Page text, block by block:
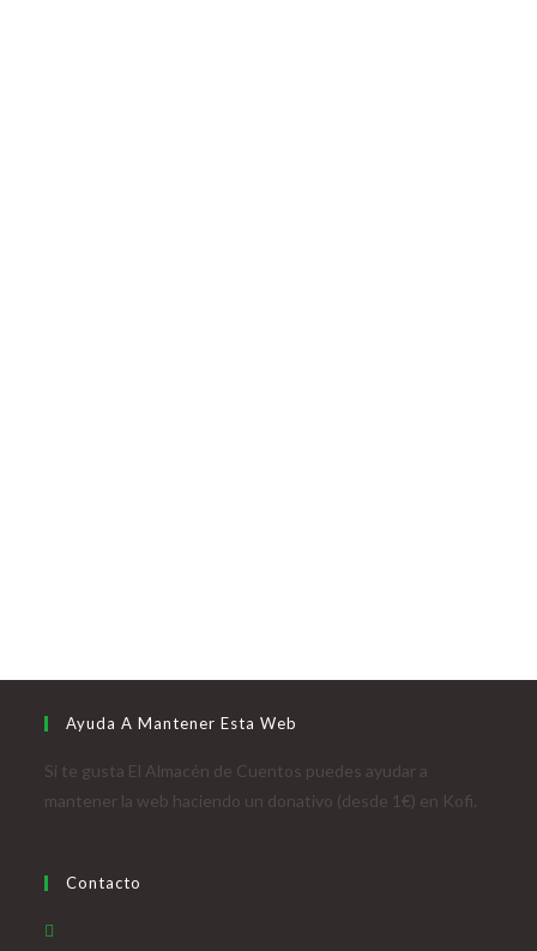
Ayuda A Mantener Esta Web
Si te gusta El Almacén de Cuentos puedes ayudar a
mantener la web haciendo un donativo (desde 1€) en Kofi.
Contacto